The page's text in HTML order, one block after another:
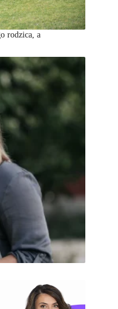
rodzica, a